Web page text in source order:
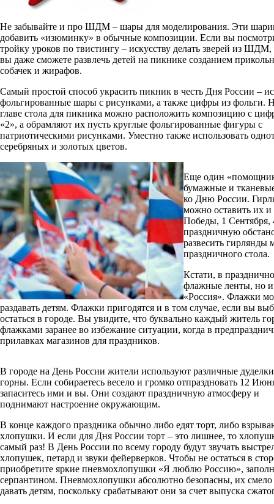
Не забывайте и про ШДМ – шары для моделирования. Эти
добавить «изюминку» в обычные композиции. Если вы
тройку уроков по твистингу – искусству делать зверей из
вы даже сможете развлечь детей на пикнике созданием
собачек и жирафов.
Самый простой способ украсить пикник в честь Дня России –
фольгированные шары с рисунками, а также цифры из фольги.
главе стола для пикника можно расположить композицию с
«2», а обрамляют их пусть круглые фольгированные фигуры с
патриотическими рисунками. Уместно также использовать
серебряных и золотых цветов.
Еще один
бумажные и
ко Дню России.
можно оставить их
Победы, 1 Сентября,
праздничную
развесить гирлянды
праздничного стола.
Кстати, в
флажные ленты, но
«Россия». Флажки
раздавать детям. Флажки пригодятся и в том случае, если вы
остаться в городе. Вы увидите, что буквально каждый житель
флажками заранее во избежание ситуации, когда в
прилавках магазинов для праздников.
В городе на День России жители используют различные
горны. Если собираетесь весело и громко отпраздновать 12
запаситесь ими и вы. Они создают праздничную атмосферу и
поднимают настроение окружающим.
В конце каждого праздника обычно либо едят торт, либо
хлопушки. И если для Дня России торт – это лишнее, то
самый раз! В День России по всему городу будут звучать
хлопушек, петард и звуки фейерверков. Чтобы не остаться в
приобретите яркие пневмохлопушки «Я люблю Россию»,
серпантином. Пневмохлопушки абсолютно безопасны, их
давать детям, поскольку срабатывают они за счет выпуска